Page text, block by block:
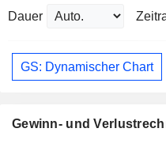
Dauer
GS: Dynamischer Chart
Gewinn- und